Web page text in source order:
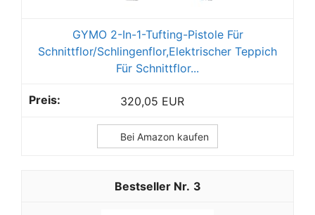
GYMO 2-In-1-Tufting-Pistole Für
Schnittflor/Schlingenflor,Elektrischer Teppich
Für Schnittflor...
320,05 EUR
Bei Amazon kaufen
3